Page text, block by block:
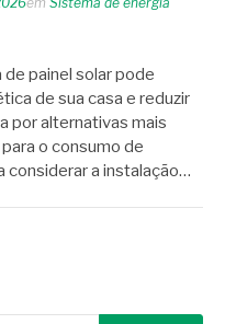
painel solar pode
de sua casa e reduzir
por alternativas mais
o consumo de
considerar a instalação…